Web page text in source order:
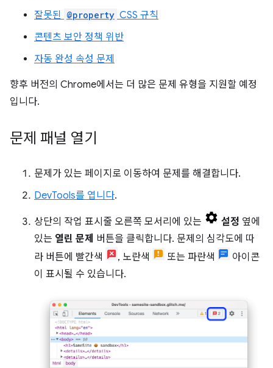
잘못된 @property CSS 규칙
콘텐츠 보안 정책 위반
자동 완성 속성 문제
향후 버전의 Chrome에서는 더 많은 문제 유형을 지원할 예정
입니다.
문제 패널 열기
문제가 있는 페이지로 이동하여 문제를 해결합니다.
DevTools를 엽니다.
상단의 작업 표시줄 오른쪽 모서리에 있는 설정 옆에
있는 열린 문제 버튼을 클릭합니다. 문제의 심각도에 따
라 버튼에 빨간색
, 노란색 또는 파란색
아이콘
이 표시될 수 있습니다.